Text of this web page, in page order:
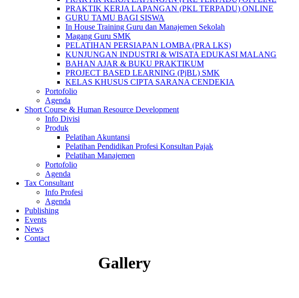
PRAKTIK KERJA LAPANGAN (PKL TERPADU) ONLINE
GURU TAMU BAGI SISWA
In House Training Guru dan Manajemen Sekolah
Magang Guru SMK
PELATIHAN PERSIAPAN LOMBA (PRA LKS)
KUNJUNGAN INDUSTRI & WISATA EDUKASI MALANG
BAHAN AJAR & BUKU PRAKTIKUM
PROJECT BASED LEARNING (PjBL) SMK
KELAS KHUSUS CIPTA SARANA CENDEKIA
Portofolio
Agenda
Short Course & Human Resource Development
Info Divisi
Produk
Pelatihan Akuntansi
Pelatihan Pendidikan Profesi Konsultan Pajak
Pelatihan Manajemen
Portofolio
Agenda
Tax Consultant
Info Profesi
Agenda
Publishing
Events
News
Contact
Gallery